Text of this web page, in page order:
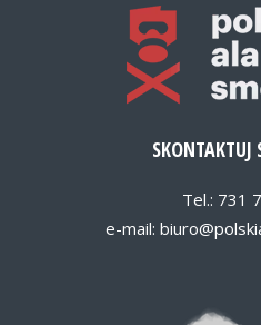
Tel.: 731
e-mail: